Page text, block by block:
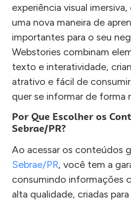
experiência visual
uma nova maneira de
importantes para o seu
Webstories combinam
texto e interatividade,
atrativo e fácil de
quer se informar de forma
Por Que Escolher os
Sebrae/PR?
Ao acessar os conteúdos
Sebrae/PR, você tem a
consumindo informações
alta qualidade, criadas